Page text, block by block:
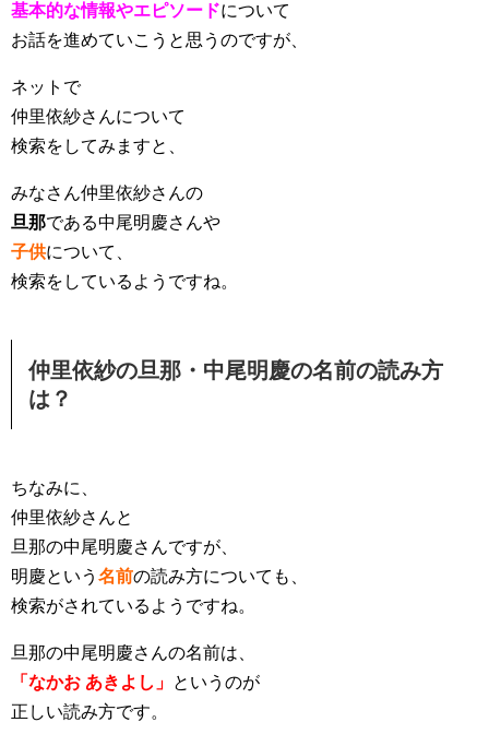
基本的な情報やエピソードについて
お話を進めていこうと思うのですが、
ネットで
仲里依紗さんについて
検索をしてみますと、
みなさん仲里依紗さんの
旦那である中尾明慶さんや
子供について、
検索をしているようですね。
仲里依紗の旦那・中尾明慶の名前の読み方
は？
ちなみに、
仲里依紗さんと
旦那の中尾明慶さんですが、
明慶という 名前の読み方についても、
検索がされているようですね。
旦那の中尾明慶さんの名前は、
「なかお あきよし」 というのが
正しい読み方です。